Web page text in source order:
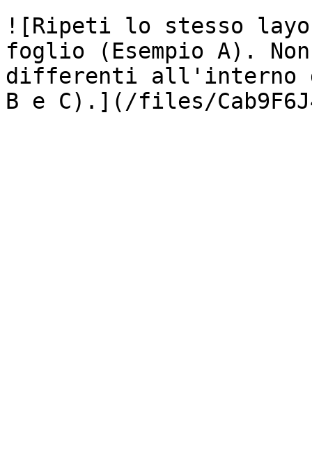
![Ripeti lo stesso
foglio (Esempio A).
differenti all'interno